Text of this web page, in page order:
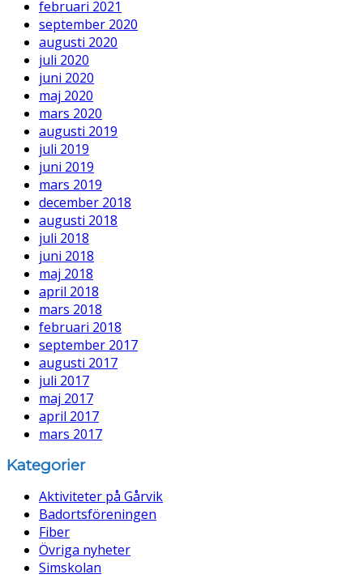
februari 2021
september 2020
augusti 2020
juli 2020
juni 2020
maj 2020
mars 2020
augusti 2019
juli 2019
juni 2019
mars 2019
december 2018
augusti 2018
juli 2018
juni 2018
maj 2018
april 2018
mars 2018
februari 2018
september 2017
augusti 2017
juli 2017
maj 2017
april 2017
mars 2017
Kategorier
Aktiviteter på Gårvik
Badortsföreningen
Fiber
Övriga nyheter
Simskolan